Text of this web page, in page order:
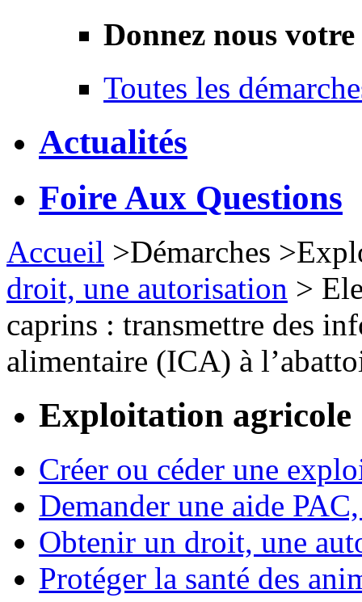
Donnez nous
Toutes les
Actualités
Foire Aux Questions
Accueil >Démarches >
droit, une autorisation >
caprins : transmettre des
alimentaire (ICA) à
Exploitation agricole
Créer ou céder une
Demander une aide
Obtenir un droit, une
Protéger la santé des